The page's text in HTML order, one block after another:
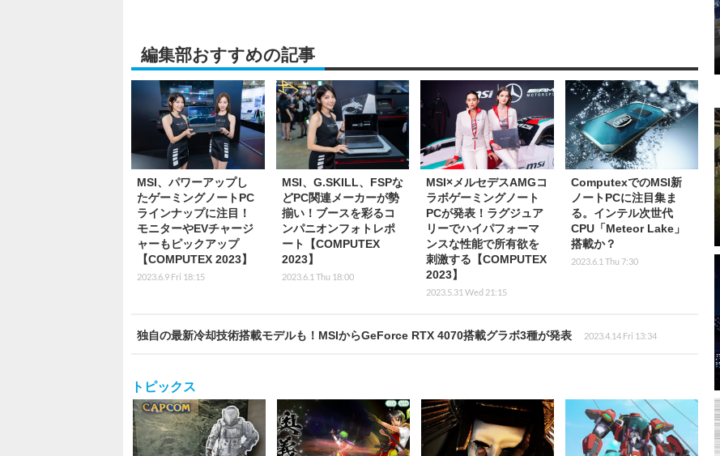
編集部おすすめの記事
MSI、パワーアップし
たゲーミングノートPC
ラインナップに注目！
モニターやEVチャージ
ャーもピックアップ
【COMPUTEX 2023】
2023.6.9 Fri 18:15
MSI、G.SKILL、FSPな
どPC関連メーカーが勢
揃い！ブースを彩るコ
ンパニオンフォトレポ
ート【COMPUTEX
2023】
2023.6.1 Thu 18:00
MSI×メルセデスAMGコ
ラボゲーミングノート
PCが発表！ラグジュア
リーでハイパフォーマ
ンスな性能で所有欲を
刺激する【COMPUTEX
2023】
2023.5.31 Wed 21:15
ComputexでのMSI新
ノートPCに注目集ま
る。インテル次世代
CPU「Meteor Lake」
搭載か？
2023.6.1 Thu 7:30
独自の最新冷却技術搭載モデルも！MSIからGeForce RTX 4070搭載グラボ3種が発表 2023.4.14 Fri 13:34
トピックス